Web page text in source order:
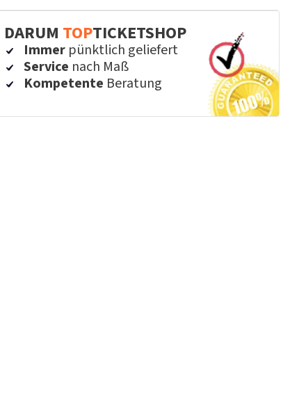
DARUM TOPTICKETSHOP
Immer pünktlich geliefert
Service nach Maß
Kompetente Beratung